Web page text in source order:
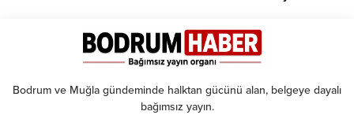
Bodrum ve Muğla gündeminde halktan gücünü alan, belgeye dayalı
bağımsız yayın.